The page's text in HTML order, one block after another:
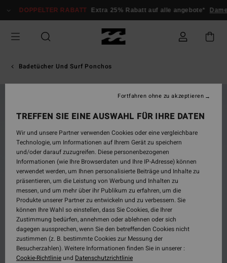
zur
springen
DOPPELTER RABATT Extra 25% Rabatt auf alle angebote*
Badetücher Und Surf Ponchos
TREFFEN SIE EINE AUSWAHL FÜR IHRE DATEN
Wir und unsere Partner verwenden Cookies oder eine vergleichbare
Technologie, um Informationen auf Ihrem Gerät zu speichern
und/oder darauf zuzugreifen. Diese personenbezogenen
Informationen (wie Ihre Browserdaten und Ihre IP-Adresse) können
verwendet werden, um Ihnen personalisierte Beiträge und Inhalte zu
präsentieren, um die Leistung von Werbung und Inhalten zu
messen, und um mehr über ihr Publikum zu erfahren, um die
Produkte unserer Partner zu entwickeln und zu verbessern. Sie
können Ihre Wahl so einstellen, dass Sie Cookies, die Ihrer
Zustimmung bedürfen, annehmen oder ablehnen oder sich
dagegen aussprechen, wenn Sie den betreffenden Cookies nicht
zustimmen (z. B. bestimmte Cookies zur Messung der
Besucherzahlen). Weitere Informationen finden Sie in unserer :
Cookie-Richtlinieund Datenschutzrichtlinie
Fortfahren ohne zu akzeptieren